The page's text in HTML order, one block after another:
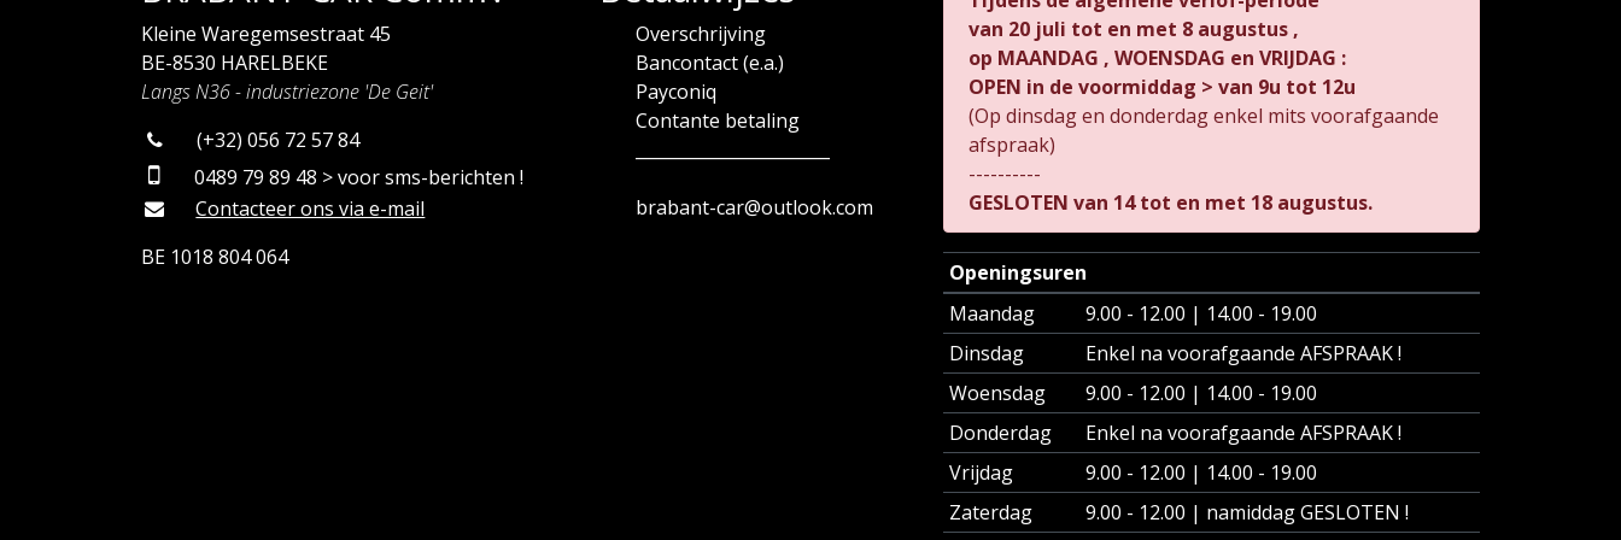
Kleine Waregemsestraat 45
BE-8530 HARELBEKE
Langs N36 - industriezone 'De Geit'
(+32) 056 72 57 84
0489 79 89 48 > voor sms-berichten !
Contacteer ons via e-mail
BE 1018 804 064
Overschrijving
Bancontact (e.a.)
Payconiq
Contante betaling
brabant-car@outlook.com
van 20 juli tot en met 8 augustus ,
op MAANDAG , WOENSDAG en VRIJDAG :
OPEN in de voormiddag > van 9u tot 12u
(Op dinsdag en donderdag enkel mits voorafgaande
afspraak)
----------
GESLOTEN van 14 tot en met 18 augustus.
Openingsuren
Maandag
9.00 - 12.00 | 14.00 - 19.00
Dinsdag
Enkel na voorafgaande AFSPRAAK !
Woensdag
9.00 - 12.00 | 14.00 - 19.00
Donderdag
Enkel na voorafgaande AFSPRAAK !
Vrijdag
9.00 - 12.00 | 14.00 - 19.00
Zaterdag
9.00 - 12.00 | namiddag GESLOTEN !